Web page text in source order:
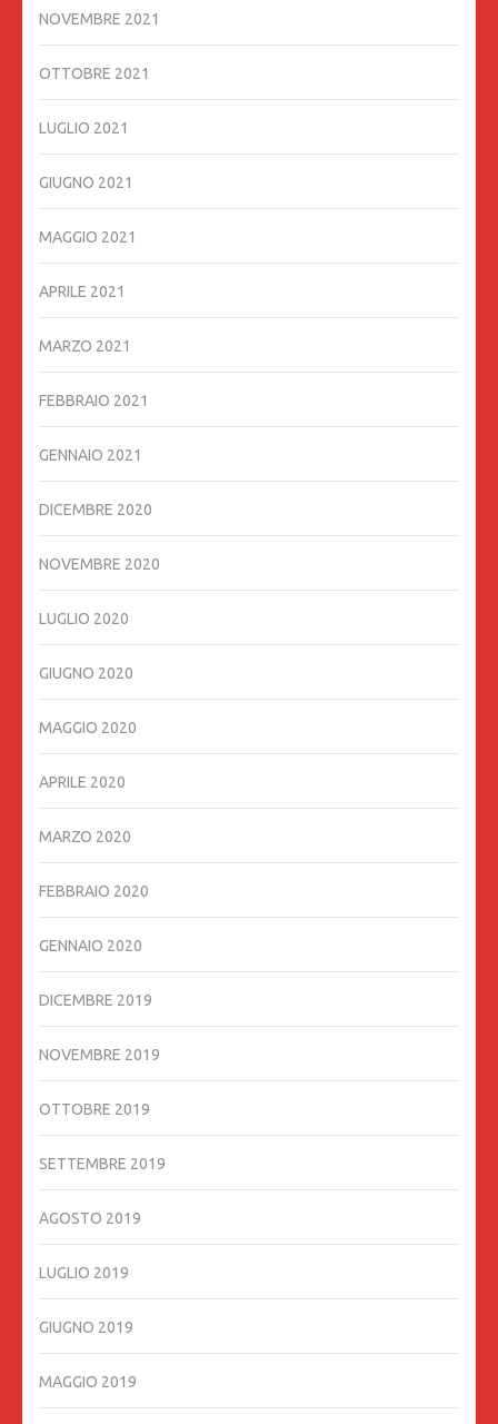
NOVEMBRE 2021
OTTOBRE 2021
LUGLIO 2021
GIUGNO 2021
MAGGIO 2021
APRILE 2021
MARZO 2021
FEBBRAIO 2021
GENNAIO 2021
DICEMBRE 2020
NOVEMBRE 2020
LUGLIO 2020
GIUGNO 2020
MAGGIO 2020
APRILE 2020
MARZO 2020
FEBBRAIO 2020
GENNAIO 2020
DICEMBRE 2019
NOVEMBRE 2019
OTTOBRE 2019
SETTEMBRE 2019
AGOSTO 2019
LUGLIO 2019
GIUGNO 2019
MAGGIO 2019